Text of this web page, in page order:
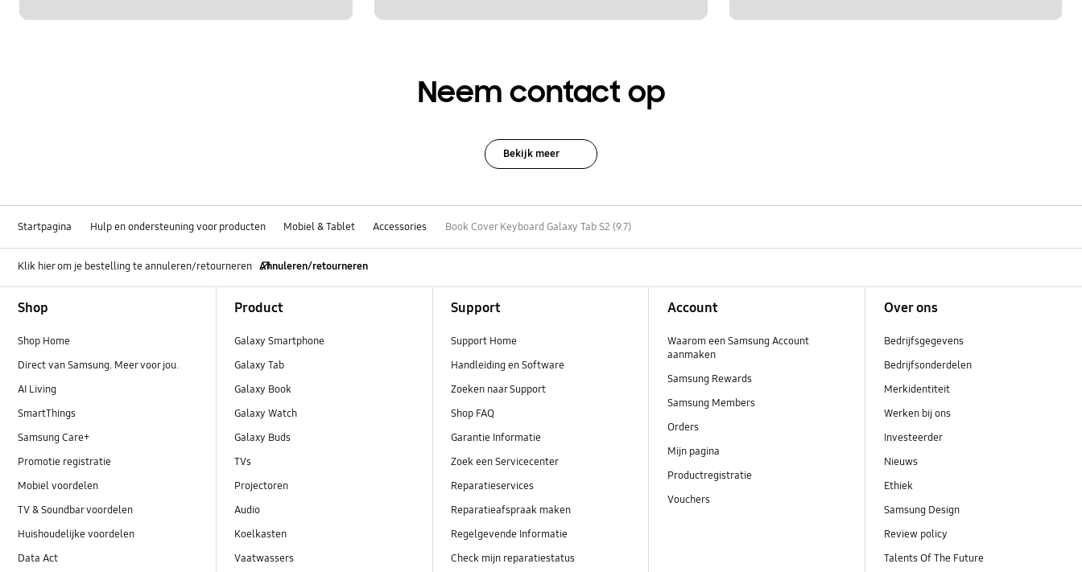
Neem contact op
Bekijk meer
Startpagina Hulp en ondersteuning voor producten Mobiel & Tablet Accessories Book Cover Keyboard Galaxy Tab S2 (9.7)
Klik hier om je bestelling te annuleren/retourneren Annuleren/retourneren
Shop
Shop Home
Direct van Samsung. Meer voor jou.
AI Living
SmartThings
Samsung Care+
Promotie registratie
Mobiel voordelen
TV & Soundbar voordelen
Huishoudelijke voordelen
Data Act
Product
Galaxy Smartphone
Galaxy Tab
Galaxy Book
Galaxy Watch
Galaxy Buds
TVs
Projectoren
Audio
Koelkasten
Vaatwassers
Support
Support Home
Handleiding en Software
Zoeken naar Support
Shop FAQ
Garantie Informatie
Zoek een Servicecenter
Reparatieservices
Reparatieafspraak maken
Regelgevende Informatie
Check mijn reparatiestatus
Account
Waarom een Samsung Account
aanmaken
Samsung Rewards
Samsung Members
Orders
Mijn pagina
Productregistratie
Vouchers
Over ons
Bedrijfsgegevens
Bedrijfsonderdelen
Merkidentiteit
Werken bij ons
Investeerder
Nieuws
Ethiek
Samsung Design
Review policy
Talents Of The Future